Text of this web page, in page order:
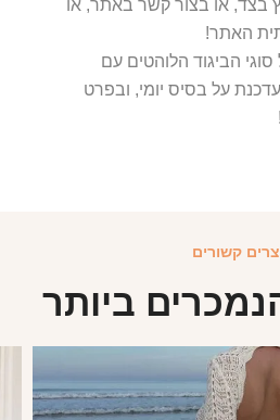
בצד, או בצור קשר באתר, או
האתר!
הביגוד הלוהטים עם
על בסיס יומי, ובפרט
קשורים
ביותר